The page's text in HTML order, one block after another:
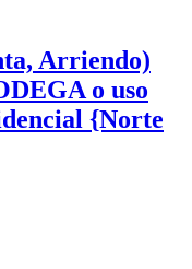
Arriendo)
o uso
{Norte